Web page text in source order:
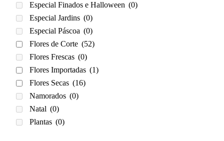
Especial Finados e Halloween (0)
Especial Jardins (0)
Especial Páscoa (0)
Flores de Corte (52)
Flores Frescas (0)
Flores Importadas (1)
Flores Secas (16)
Namorados (0)
Natal (0)
Plantas (0)